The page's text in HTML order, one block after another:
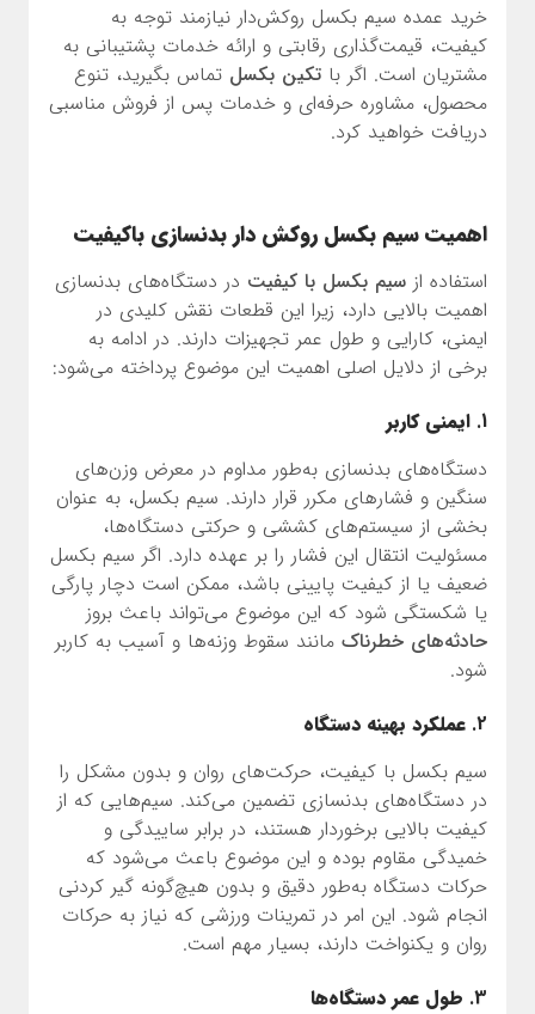
خرید عمده سیم بکسل روکش‌دار نیازمند توجه به
کیفیت، قیمت‌گذاری رقابتی و ارائه خدمات پشتیبانی به
مشتریان است. اگر با تکین بکسل تماس بگیرید، تنوع
محصول، مشاوره حرفه‌ای و خدمات پس از فروش مناسبی
دریافت خواهید کرد.
اهمیت سیم بکسل روکش دار بدنسازی باکیفیت
استفاده از سیم بکسل با کیفیت در دستگاه‌های بدنسازی
اهمیت بالایی دارد، زیرا این قطعات نقش کلیدی در
ایمنی، کارایی و طول عمر تجهیزات دارند. در ادامه به
برخی از دلایل اصلی اهمیت این موضوع پرداخته می‌شود:
1. ایمنی کاربر
دستگاه‌های بدنسازی به‌طور مداوم در معرض وزن‌های
سنگین و فشارهای مکرر قرار دارند. سیم بکسل، به عنوان
بخشی از سیستم‌های کششی و حرکتی دستگاه‌ها،
مسئولیت انتقال این فشار را بر عهده دارد. اگر سیم بکسل
ضعیف یا از کیفیت پایینی باشد، ممکن است دچار پارگی
یا شکستگی شود که این موضوع می‌تواند باعث بروز
حادثه‌های خطرناک مانند سقوط وزنه‌ها و آسیب به کاربر
شود.
2. عملکرد بهینه دستگاه
سیم بکسل با کیفیت، حرکت‌های روان و بدون مشکل را
در دستگاه‌های بدنسازی تضمین می‌کند. سیم‌هایی که از
کیفیت بالایی برخوردار هستند، در برابر ساییدگی و
خمیدگی مقاوم بوده و این موضوع باعث می‌شود که
حرکات دستگاه به‌طور دقیق و بدون هیچ‌گونه گیر کردنی
انجام شود. این امر در تمرینات ورزشی که نیاز به حرکات
روان و یکنواخت دارند، بسیار مهم است.
3. طول عمر دستگاه‌ها